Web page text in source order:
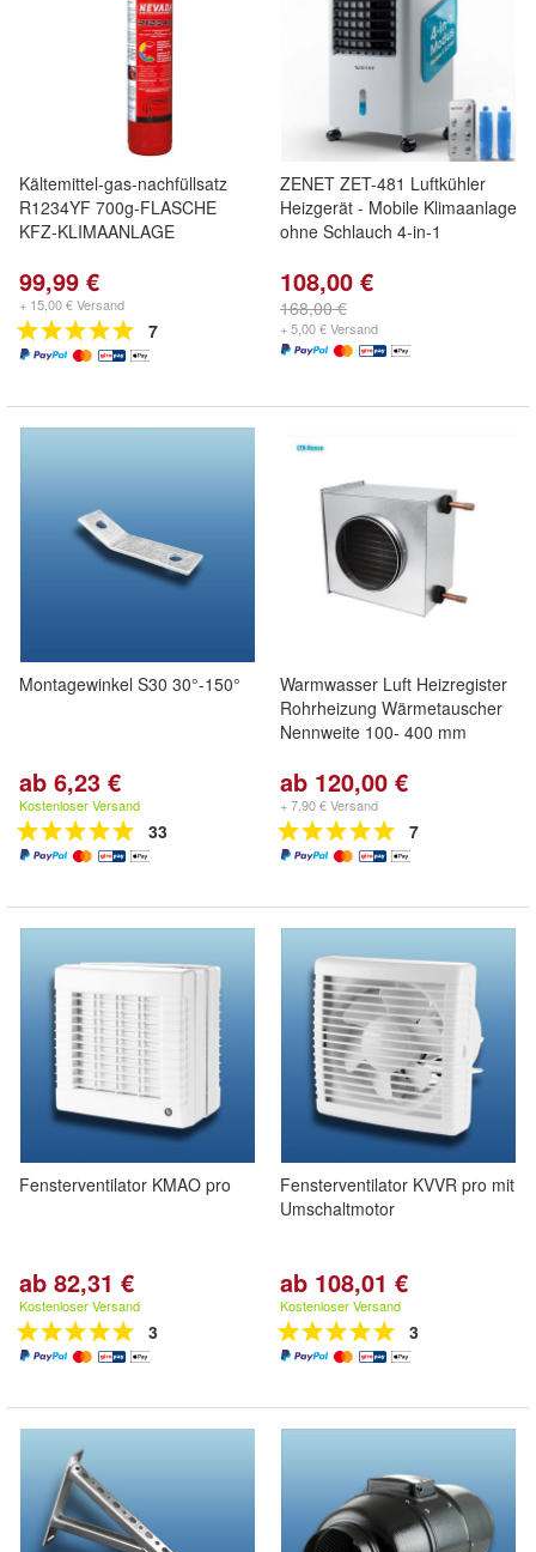
Kältemittel-gas-nachfüllsatz
R1234YF 700g-FLASCHE
KFZ-KLIMAANLAGE
99,99 €
+ 15,00 € Versand
7
ZENET ZET-481 Luftkühler
Heizgerät - Mobile Klimaanlage
ohne Schlauch 4-in-1
108,00 €
168,00 €
+ 5,00 € Versand
Montagewinkel S30 30°-150°
ab 6,23 €
Kostenloser Versand
33
Warmwasser Luft Heizregister
Rohrheizung Wärmetauscher
Nennweite 100- 400 mm
ab 120,00 €
+ 7,90 € Versand
7
Fensterventilator KMAO pro
ab 82,31 €
Kostenloser Versand
3
Fensterventilator KVVR pro mit
Umschaltmotor
ab 108,01 €
Kostenloser Versand
3